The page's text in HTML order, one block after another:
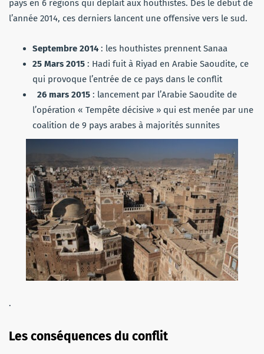
pays en 6 régions qui déplait aux houthistes. Dès le début de
l’année 2014, ces derniers lancent une offensive vers le sud.
Septembre 2014: les houthistes prennent Sanaa
25 Mars 2015 : Hadi fuit à Riyad en Arabie Saoudite, ce
qui provoque l’entrée de ce pays dans le conflit
26 mars 2015 : lancement par l’Arabie Saoudite de
l’opération « Tempête décisive » qui est menée par une
coalition de 9 pays arabes à majorités sunnites
.
Les conséquences du conflit